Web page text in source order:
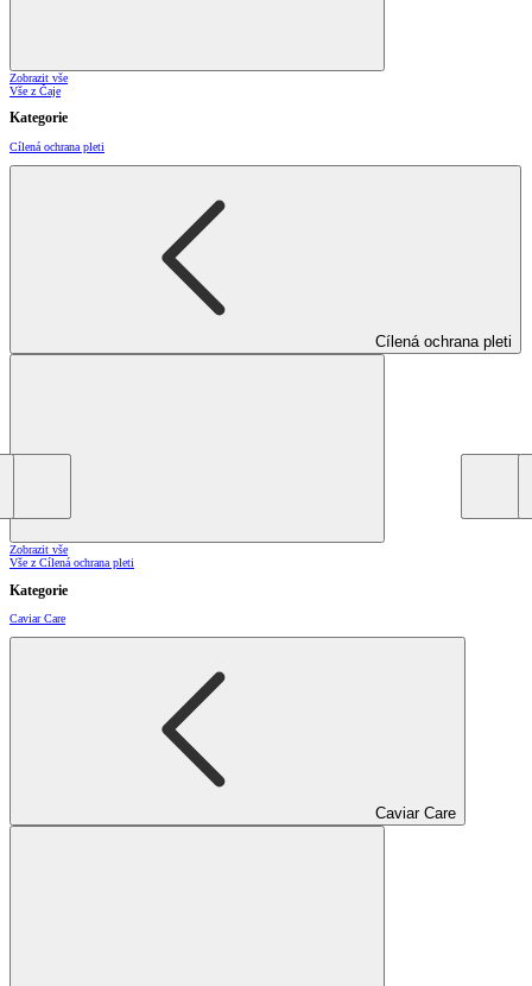
Zobrazit vše
Vše z Čaje
Kategorie
Cílená ochrana pleti
Cílená ochrana pleti
Zobrazit vše
Vše z Cílená ochrana pleti
Kategorie
Caviar Care
Caviar Care